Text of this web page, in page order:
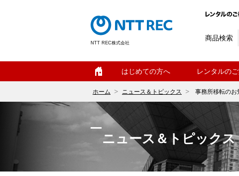
NTT REC株式会社
商品検索
はじめての方へ レンタルの
ホーム ニュース＆トピックス 事務所移転のお
ニュース＆トピックス